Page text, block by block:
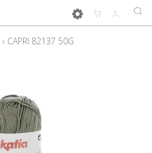
› CAPRI 82137 50G